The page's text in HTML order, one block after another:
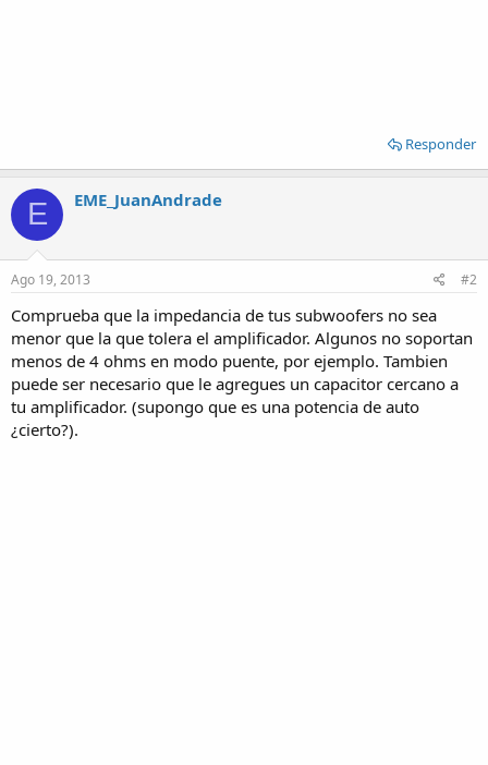
Responder
E EME_JuanAndrade
Ago 19, 2013 #2
Comprueba que la impedancia de tus subwoofers no sea
menor que la que tolera el amplificador. Algunos no soportan
menos de 4 ohms en modo puente, por ejemplo. Tambien
puede ser necesario que le agregues un capacitor cercano a
tu amplificador. (supongo que es una potencia de auto
¿cierto?).